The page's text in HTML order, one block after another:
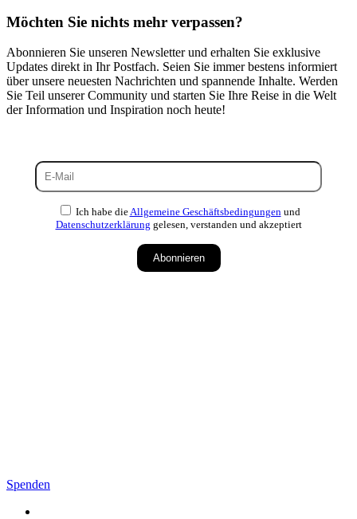
Möchten Sie nichts mehr verpassen?
Abonnieren Sie unseren Newsletter und erhalten Sie exklusive
Updates direkt in Ihr Postfach. Seien Sie immer bestens informiert
über unsere neuesten Nachrichten und spannende Inhalte. Werden
Sie Teil unserer Community und starten Sie Ihre Reise in die Welt
der Information und Inspiration noch heute!
Ich habe die Allgemeine Geschäftsbedingungen und
Datenschutzerklärung gelesen, verstanden und akzeptiert
Abonnieren
Spenden